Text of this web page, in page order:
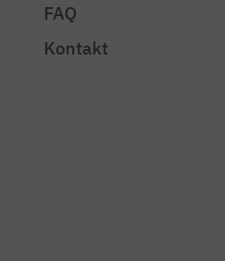
FAQ
Kontakt